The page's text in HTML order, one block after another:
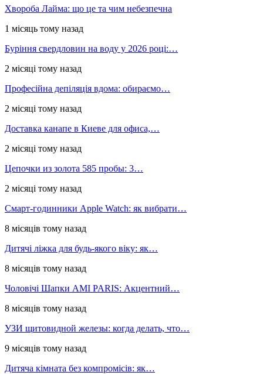
Хвороба Лайма: що це та чим небезпечна
1 місяць тому назад
Буріння свердловин на воду у 2026 році:…
2 місяці тому назад
Професійна депіляція вдома: обираємо…
2 місяці тому назад
Доставка канапе в Киеве для офиса,…
2 місяці тому назад
Цепочки из золота 585 пробы: 3…
2 місяці тому назад
Смарт-годинники Apple Watch: як вибрати…
8 місяців тому назад
Дитячі ліжка для будь-якого віку: як…
8 місяців тому назад
Чоловічі Шапки AMI PARIS: Акцентний…
8 місяців тому назад
УЗИ щитовидной железы: когда делать, что…
9 місяців тому назад
Дитяча кімната без компромісів: як…